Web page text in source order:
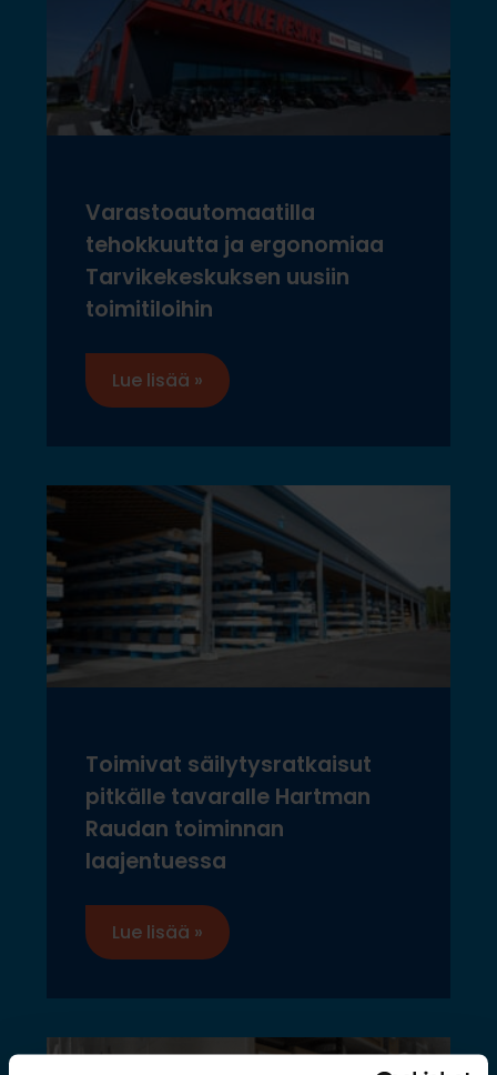
Varastoautomaatilla
tehokkuutta ja ergonomiaa
Tarvikekeskuksen uusiin
toimitiloihin
Lue lisää »
Toimivat säilytysratkaisut
pitkälle tavaralle Hartman
Raudan toiminnan
laajentuessa
Lue lisää »